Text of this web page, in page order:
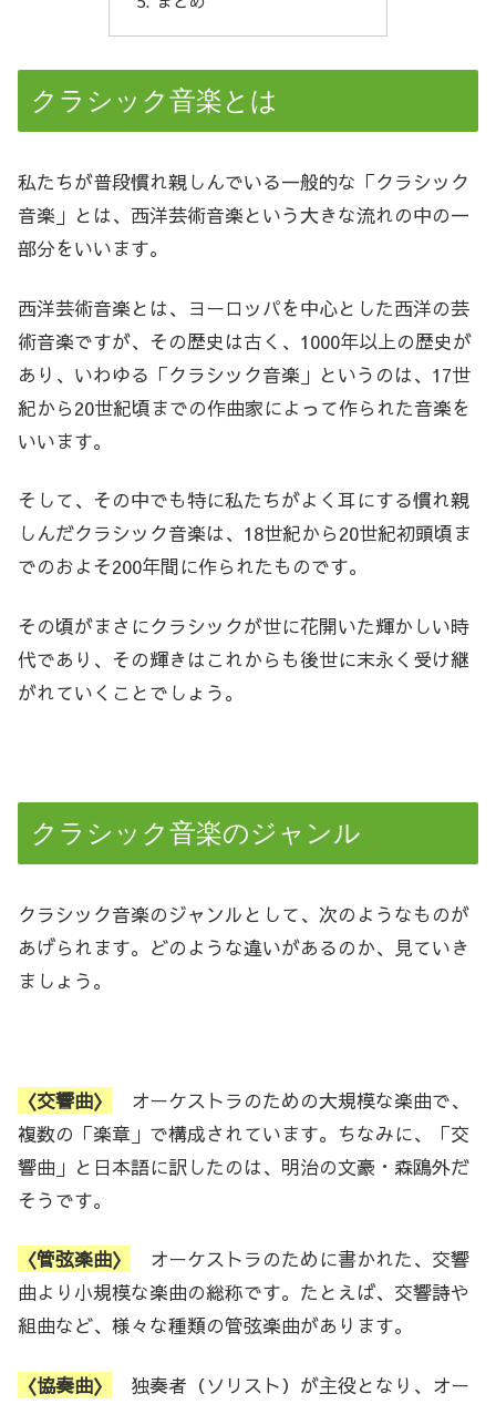
クラシック音楽とは
私たちが普段慣れ親しんでいる一般的な「クラシック
音楽」とは、西洋芸術音楽という大きな流れの中の一
部分をいいます。
西洋芸術音楽とは、ヨーロッパを中心とした西洋の芸
術音楽ですが、その歴史は古く、1000年以上の歴史が
あり、いわゆる「クラシック音楽」というのは、17世
紀から20世紀頃までの作曲家によって作られた音楽を
いいます。
そして、その中でも特に私たちがよく耳にする慣れ親
しんだクラシック音楽は、18世紀から20世紀初頭頃ま
でのおよそ200年間に作られたものです。
その頃がまさにクラシックが世に花開いた輝かしい時
代であり、その輝きはこれからも後世に末永く受け継
がれていくことでしょう。
クラシック音楽のジャンル
クラシック音楽のジャンルとして、次のようなものが
あげられます。どのような違いがあるのか、見ていき
ましょう。
〈交響曲〉
オーケストラのための大規模な楽曲で、
複数の「楽章」で構成されています。ちなみに、「交
響曲」と日本語に訳したのは、明治の文豪・森鴎外だ
そうです。
〈管弦楽曲〉
オーケストラのために書かれた、交響
曲より小規模な楽曲の総称です。たとえば、交響詩や
組曲など、様々な種類の管弦楽曲があります。
〈協奏曲〉
独奏者（ソリスト）が主役となり、オー